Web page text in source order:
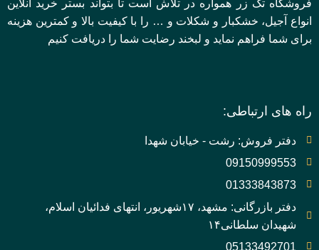
فروشگاه تک زر همواره در تلاش است تا بتواند بستر خرید آنلاین
انواع آجیل، خشکبار و شکلات و … را با کیفیت بالا و کمترین هزینه
برای شما فراهم نماید و لبخند رضایت شما را دریافت کنیم
راه های ارتباطی:
دفتر فروش: رشت - خیابان شهدا
09150999553
01333843873
دفتر بازرگانی: مشهد، ۱۷شهریور، انتهای فدائیان اسلام،
شهیدان سلطانی۱۴
05133492701